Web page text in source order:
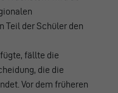
Teil der Schüler den
fällte die
die die
Vor dem früheren